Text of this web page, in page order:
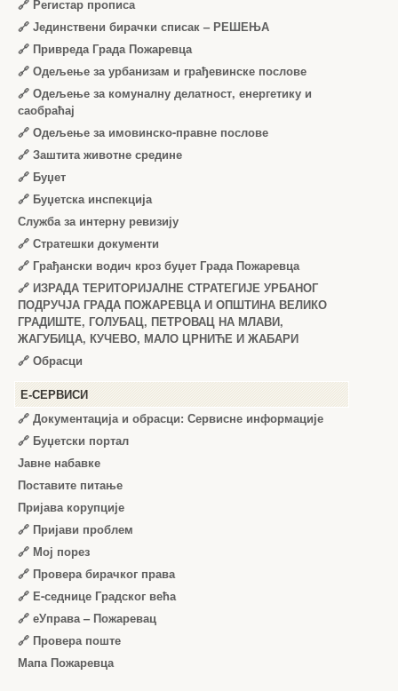
🔗 Регистар прописа
🔗 Јединствени бирачки списак – РЕШЕЊА
🔗 Привреда Града Пожаревца
🔗 Одељење за урбанизам и грађевинске послове
🔗 Одељење за комуналну делатност, енергетику и
саобраћај
🔗 Одељење за имовинско-правне послове
🔗 Заштита животне средине
🔗 Буџет
🔗 Буџетска инспекција
Служба за интерну ревизију
🔗 Стратешки документи
🔗 Грађански водич кроз буџет Града Пожаревца
🔗 ИЗРАДА ТЕРИТОРИЈАЛНЕ СТРАТЕГИЈЕ УРБАНОГ
ПОДРУЧЈА ГРАДА ПОЖАРЕВЦА И ОПШТИНА ВЕЛИКО
ГРАДИШТЕ, ГОЛУБАЦ, ПЕТРОВАЦ НА МЛАВИ,
ЖАГУБИЦА, КУЧЕВО, МАЛО ЦРНИЋЕ И ЖАБАРИ
🔗 Обрасци
Е-СЕРВИСИ
🔗 Документација и обрасци: Сервисне информације
🔗 Буџетски портал
Јавне набавке
Поставите питање
Пријава корупције
🔗 Пријави проблем
🔗 Мој порез
🔗 Провера бирачког права
🔗 Е-седнице Градског већа
🔗 еУправа – Пожаревац
🔗 Провера поште
Мапа Пожаревца